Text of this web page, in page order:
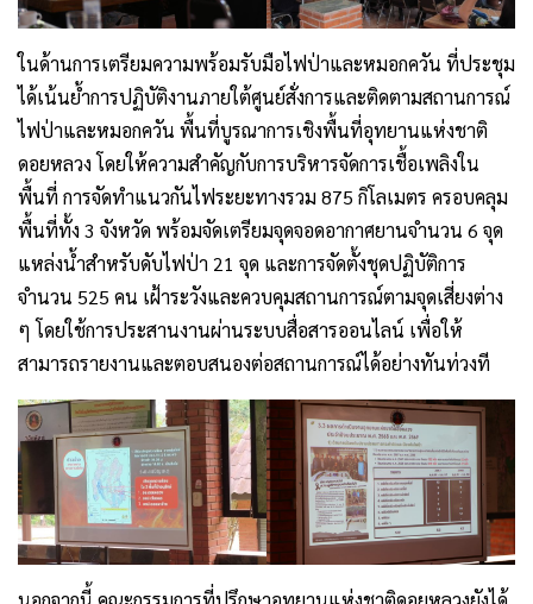
ในด้านการเตรียมความพร้อมรับมือไฟป่าและหมอกควัน ที่ประชุม
ได้เน้นย้ำการปฏิบัติงานภายใต้ศูนย์สั่งการและติดตามสถานการณ์
ไฟป่าและหมอกควัน พื้นที่บูรณาการเชิงพื้นที่อุทยานแห่งชาติ
ดอยหลวง โดยให้ความสำคัญกับการบริหารจัดการเชื้อเพลิงใน
พื้นที่ การจัดทำแนวกันไฟระยะทางรวม 875 กิโลเมตร ครอบคลุม
พื้นที่ทั้ง 3 จังหวัด พร้อมจัดเตรียมจุดจอดอากาศยานจำนวน 6 จุด
แหล่งน้ำสำหรับดับไฟป่า 21 จุด และการจัดตั้งชุดปฏิบัติการ
จำนวน 525 คน เฝ้าระวังและควบคุมสถานการณ์ตามจุดเสี่ยงต่าง
ๆ โดยใช้การประสานงานผ่านระบบสื่อสารออนไลน์ เพื่อให้
สามารถรายงานและตอบสนองต่อสถานการณ์ได้อย่างทันท่วงที